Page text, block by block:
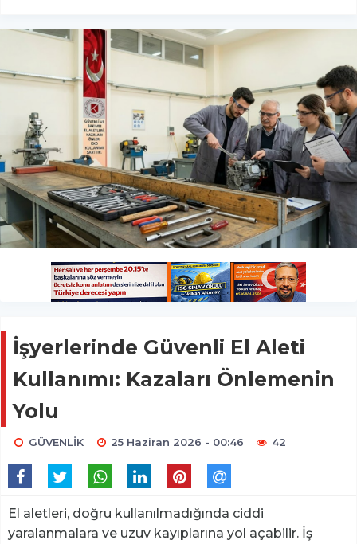
İşyerlerinde Güvenli El Aleti
Kullanımı: Kazaları Önlemenin
Yolu
GÜVENLİK 25 Haziran 2026 - 00:46 42
El aletleri, doğru kullanılmadığında ciddi
yaralanmalara ve uzuv kayıplarına yol açabilir. İş